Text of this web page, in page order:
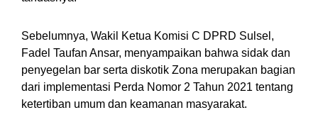
Sebelumnya, Wakil Ketua Komisi C DPRD Sulsel,
Fadel Taufan Ansar, menyampaikan bahwa sidak dan
penyegelan bar serta diskotik Zona merupakan bagian
dari implementasi Perda Nomor 2 Tahun 2021 tentang
ketertiban umum dan keamanan masyarakat.